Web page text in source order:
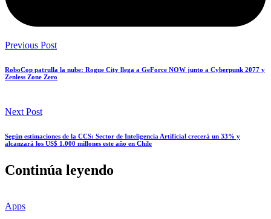
Previous Post
RoboCop patrulla la nube: Rogue City llega a GeForce NOW junto a Cyberpunk 2077 y
Zenless Zone Zero
Next Post
Según estimaciones de la CCS: Sector de Inteligencia Artificial crecerá un 33% y
alcanzará los US$ 1.000 millones este año en Chile
Continúa leyendo
Apps